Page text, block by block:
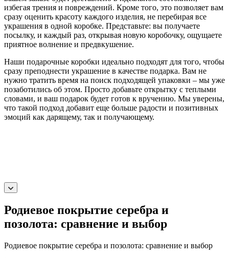
избегая трения и повреждений. Кроме того, это позволяет вам
сразу оценить красоту каждого изделия, не перебирая все
украшения в одной коробке. Представьте: вы получаете
посылку, и каждый раз, открывая новую коробочку, ощущаете
приятное волнение и предвкушение.
Наши подарочные коробки идеально подходят для того, чтобы
сразу преподнести украшение в качестве подарка. Вам не
нужно тратить время на поиск подходящей упаковки – мы уже
позаботились об этом. Просто добавьте открытку с теплыми
словами, и ваш подарок будет готов к вручению. Мы уверены,
что такой подход добавит еще больше радости и позитивных
эмоций как дарящему, так и получающему.
Родиевое покрытие серебра и
позолота: сравнение и выбор
Родиевое покрытие серебра и позолота: сравнение и выбор